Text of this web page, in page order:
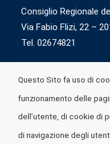
Consiglio Regionale
Via Fabio Flizi, 22 –
Tel. 02674821
Questo Sito fa uso di
funzionamento delle
dell’utente, di cookie di
di navigazione degli